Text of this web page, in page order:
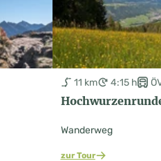
11 km 4:15 h
Wanderweg
zur Tour